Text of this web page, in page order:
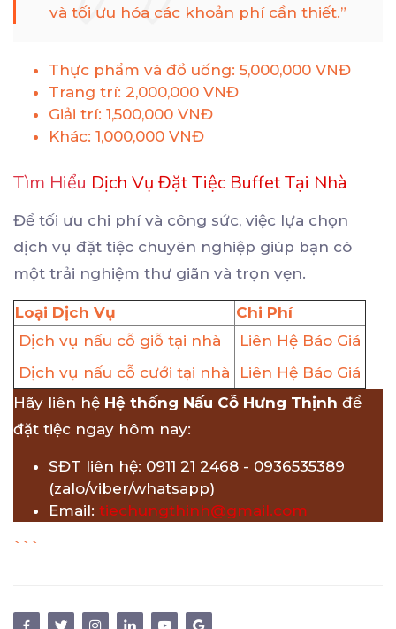
và tối ưu hóa các khoản phí cần thiết.”
Thực phẩm và đồ uống: 5,000,000 VNĐ
Trang trí: 2,000,000 VNĐ
Giải trí: 1,500,000 VNĐ
Khác: 1,000,000 VNĐ
Tìm Hiểu Dịch Vụ Đặt Tiệc Buffet Tại Nhà
Để tối ưu chi phí và công sức, việc lựa chọn
dịch vụ đặt tiệc chuyên nghiệp giúp bạn có
một trải nghiệm thư giãn và trọn vẹn.
Loại Dịch Vụ
Chi Phí
Dịch vụ nấu cỗ giỗ tại nhà
Liên Hệ Báo Giá
Dịch vụ nấu cỗ cưới tại nhà
Liên Hệ Báo Giá
Hãy liên hệ Hệ thống Nấu Cỗ Hưng Thịnh để
đặt tiệc ngay hôm nay:
SĐT liên hệ: 0911 21 2468 - 0936535389
(zalo/viber/whatsapp)
Email: tiechungthinh@gmail.com
```